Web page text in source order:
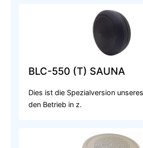
BLC-550 (T) SAUNA
Dies ist die Spezialversion
den Betrieb in z.